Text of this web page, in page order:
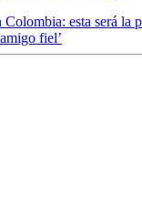
esta será la
fiel’